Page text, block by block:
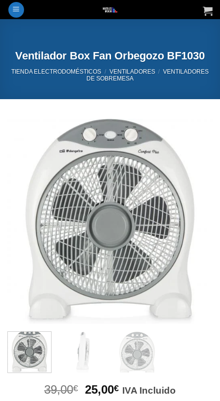
Saltar
al
Ventilador Box Fan Orbegozo BF1030
TIENDA ELECTRODOMÉSTICOS / VENTILADORES / VENTILADORES
DE SOBREMESA
39,00€
El
25,00€El
IVA Incluido